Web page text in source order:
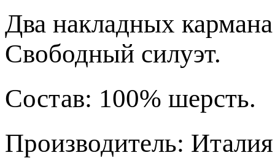
Два накладных
Свободный силуэт.
Состав: 100% шерсть.
Производитель: Италия